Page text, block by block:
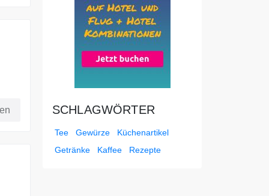
SCHLAGWÖRTER
Tee Gewürze
Küchenartikel
Getränke
Kaffee Rezepte